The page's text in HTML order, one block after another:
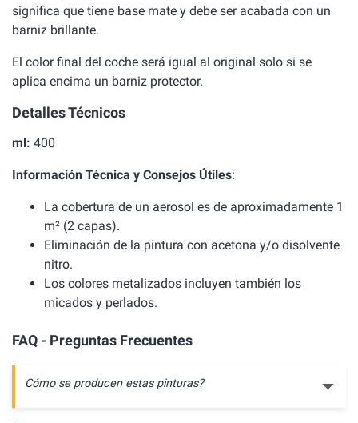
significa que tiene base mate y debe ser acabada con un
barniz brillante.
El color final del coche será igual al original solo si se
aplica encima un barniz protector.
Detalles Técnicos
ml: 400
Información Técnica y Consejos Útiles:
La cobertura de un aerosol es de aproximadamente 1
m² (2 capas).
Eliminación de la pintura con acetona y/o disolvente
nitro.
Los colores metalizados incluyen también los
micados y perlados.
FAQ - Preguntas Frecuentes
Cómo se producen estas pinturas?